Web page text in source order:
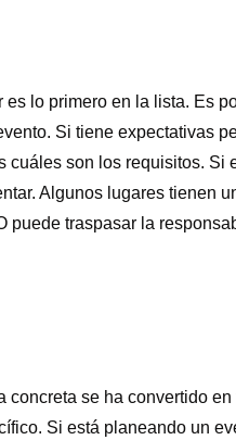
lo primero en la lista. Es
Si tiene expectativas
cuáles son los requisitos.
Algunos lugares tienen
puede traspasar la
concreta se ha convertido
Si está planeando un